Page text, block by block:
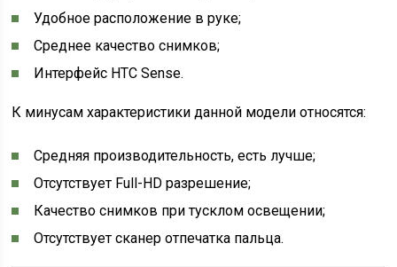
Удобное расположение в руке;
Среднее качество снимков;
Интерфейс HTC Sense.
К минусам характеристики данной модели относятся:
Средняя производительность, есть лучше;
Отсутствует Full-HD разрешение;
Качество снимков при тусклом освещении;
Отсутствует сканер отпечатка пальца.